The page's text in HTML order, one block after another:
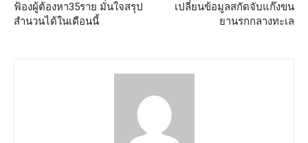
ฟ้องผู้ต้องหา35ราย มั่นใจสรุป
สำนวนได้ในเดือนนี้
เปลี่ยนข้อมูลสกัดจับแก๊งขน
ยานรกกลางทะเล